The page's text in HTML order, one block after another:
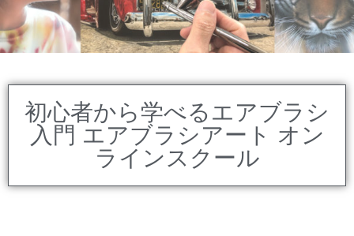
初心者から学べるエアブラシ
入門 エアブラシアート オン
ラインスクール